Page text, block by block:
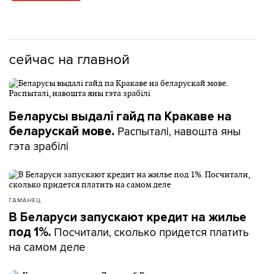
сейчас на главной
Беларусы выдалі гайд па Кракаве на
беларускай мове. Распыталі, навошта яны
гэта зрабілі
ГАМАНЕЦ
В Беларуси запускают кредит на жилье
под 1%. Посчитали, сколько придется платить
на самом деле